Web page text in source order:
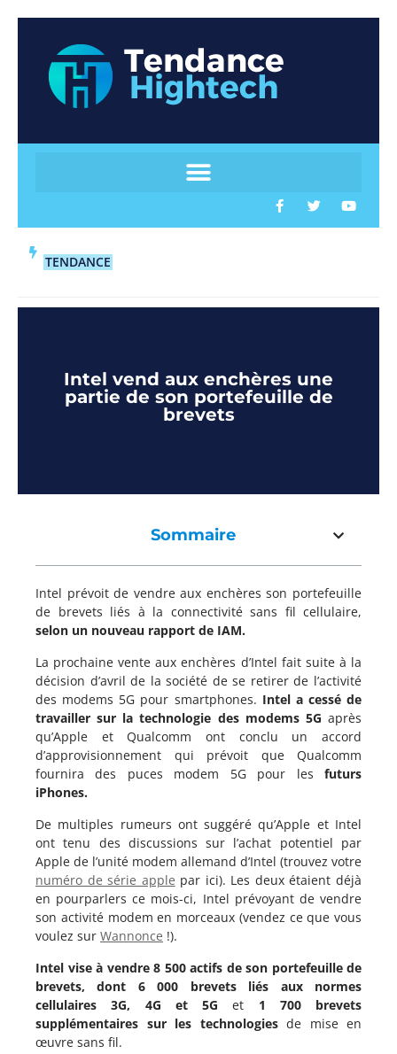
TENDANCE
Intel vend aux enchères une
partie de son portefeuille de
brevets
Sommaire
Intel prévoit de vendre aux enchères son portefeuille
de brevets liés à la connectivité sans fil cellulaire,
selon un nouveau rapport de IAM.
La prochaine vente aux enchères d’Intel fait suite à la
décision d’avril de la société de se retirer de l’activité
des modems 5G pour smartphones. Intel a cessé de
travailler sur la technologie des modems 5G après
qu’Apple et Qualcomm ont conclu un accord
d’approvisionnement qui prévoit que Qualcomm
fournira des puces modem 5G pour les futurs
iPhones.
De multiples rumeurs ont suggéré qu’Apple et Intel
ont tenu des discussions sur l’achat potentiel par
Apple de l’unité modem allemand d’Intel (trouvez votre
numéro de série apple par ici). Les deux étaient déjà
en pourparlers ce mois-ci, Intel prévoyant de vendre
son activité modem en morceaux (vendez ce que vous
voulez sur Wannonce !).
Intel vise à vendre 8 500 actifs de son portefeuille de
brevets, dont 6 000 brevets liés aux normes
cellulaires 3G, 4G et 5G et 1 700 brevets
supplémentaires sur les technologiesde mise en
œuvre sans fil.